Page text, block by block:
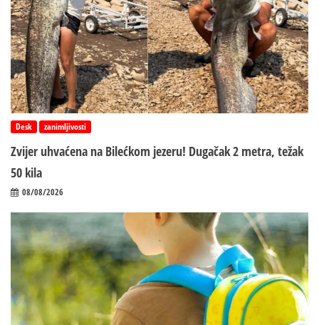
Desk zanimljivosti
Zvijer uhvaćena na Bilećkom jezeru! Dugačak 2 metra, težak
50 kila
08/08/2026